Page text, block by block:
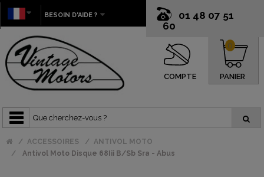
01 48 07 51
60
BESOIN D'AIDE ?
COMPTE PANIER
0
ACCESSOIRES
ANTIVOL MOTO
Antivol Moto Disque 68Iii B/Sb Sra - Abus